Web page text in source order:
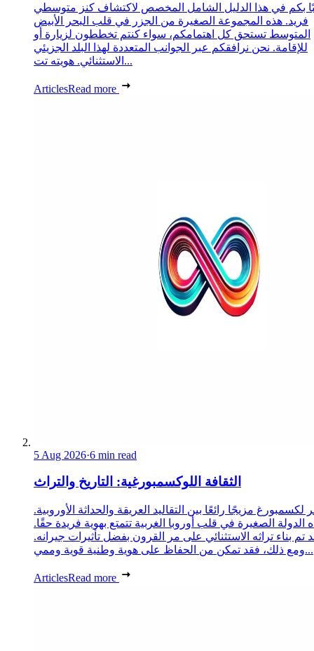
بكم في هذا الدليل الشامل المخصص لاكتشاف كنز متوسطي
فريد. هذه المجموعة الصغيرة من الجزر في قلب البحر الأبيض
المتوسط تستحق كل اهتمامكم، سواء كنتم تخططون لزيارة أو
للإقامة. نحن نرافقكم عبر الجوانب المتعددة لهذا البلد الجزيئي
الاستثنائي. هويته تت...
ArticlesRead more
5 Aug 2026·6 min read
الثقافة اللوكسمبورغية: التاريخ والتراث
لكسمبورغ مزيجًا رائعًا بين التقاليد العريقة والحداثة الأوروبية.
الدولة الصغيرة في قلب أوروبا الغربية تتمتع بهوية فريدة حقًا.
تم بناء تراثه الاستثنائي على مر القرون بفضل تأثيرات جيرانه.
ومع ذلك، فقد تمكن من الحفاظ على هوية وطنية قوية وممي...
ArticlesRead more